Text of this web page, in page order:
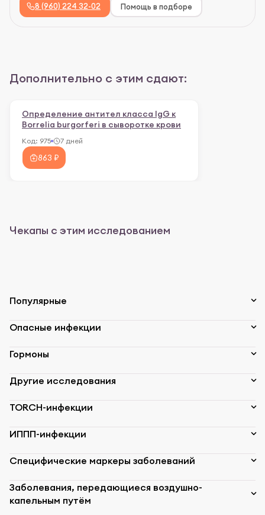
8 (960) 224 32-02 Помощь в подборе
Дополнительно с этим сдают:
Определение антител класса IgG к
Borrelia burgorferi в сыворотке крови
Код: 975 7 дней
863 ₽
Чекапы с этим исследованием
Популярные
Опасные инфекции
Гормоны
Другие исследования
TORCH-инфекции
ИППП-инфекции
Специфические маркеры заболеваний
Заболевания, передающиеся воздушно-
капельным путём